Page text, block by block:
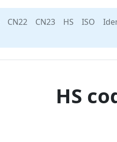
CN22 CN23 HS ISO
HS